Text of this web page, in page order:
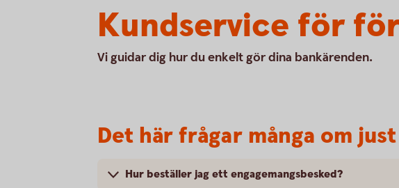
Kundservice för
Vi guidar dig hur du enkelt gör dina bankärenden.
Det här frågar många om
Hur beställer jag ett engagemangsbesked?